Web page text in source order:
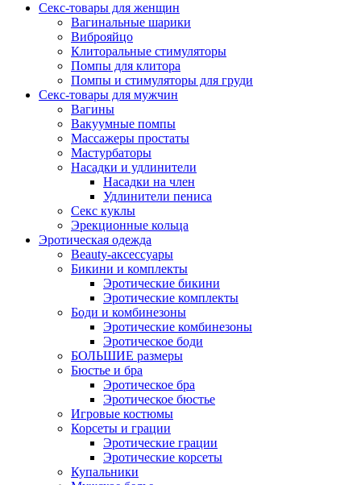
Секс-товары для женщин
Вагинальные шарики
Виброяйцо
Клиторальные стимуляторы
Помпы для клитора
Помпы и стимуляторы для груди
Секс-товары для мужчин
Вагины
Вакуумные помпы
Массажеры простаты
Мастурбаторы
Насадки и удлинители
Насадки на член
Удлинители пениса
Секс куклы
Эрекционные кольца
Эротическая одежда
Beauty-аксессуары
Бикини и комплекты
Эротические бикини
Эротические комплекты
Боди и комбинезоны
Эротические комбинезоны
Эротическое боди
БОЛЬШИЕ размеры
Бюстье и бра
Эротическое бра
Эротическое бюстье
Игровые костюмы
Корсеты и грации
Эротические грации
Эротические корсеты
Купальники